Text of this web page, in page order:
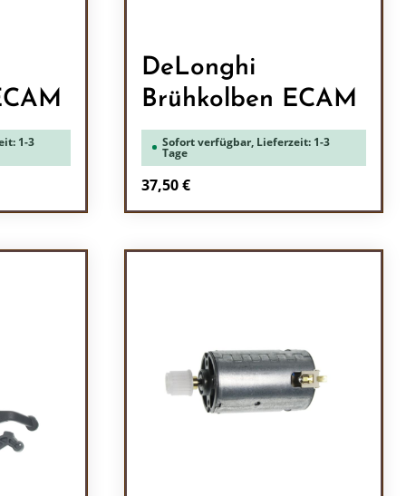
1-3
DeLonghi
Brühkolben ECAM
Sofort verfügbar, Lieferzeit: 1-3
Tage
Regulärer Preis:
37,50 €